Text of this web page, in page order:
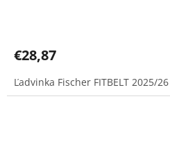
€28,87
Ľadvinka Fischer FITBELT 2025/26